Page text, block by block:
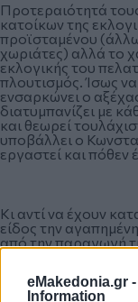
eMakedonia.gr -
Information
Προτεραιότητά
κατοίκων της
προϊσταμένου
χωριάτες) αλλά το
εκλογικής του
πλουτισμός. Ίσως
ενσαρκώνει ο
διατυμπανίζει με
και θεωρεί
υποβάλλει ο
εργαστεί και πόθεν
Κι αντί να έχουν
είδος την
από την παραγωγή
κοστούμια για να
παραπάνω από